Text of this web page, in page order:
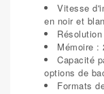
Vitesse
en noir et
Mémoire :
Capacité
options de
Formats